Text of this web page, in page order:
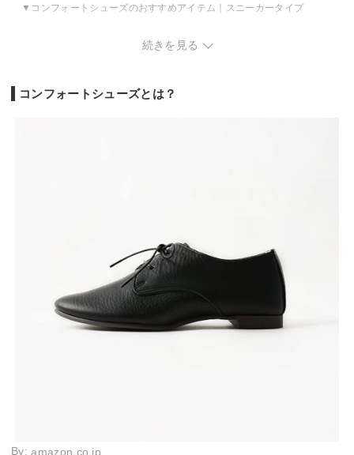
コンフォートシューズのおすすめアイテム｜スニーカータイプ
続きを見る
コンフォートシューズとは？
By:amazon.co.jp